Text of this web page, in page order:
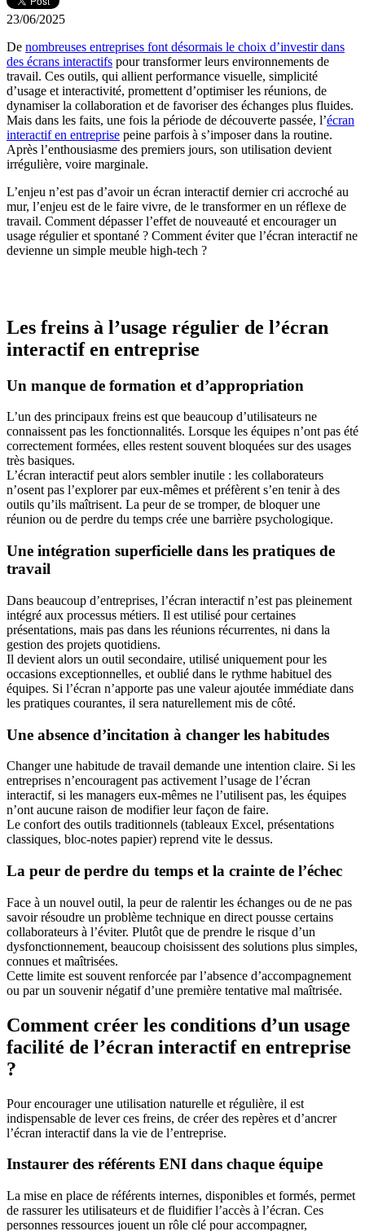
23/06/2025
De nombreuses entreprises font désormais le choix d’investir dans
des écrans interactifs pour transformer leurs environnements de
travail. Ces outils, qui allient performance visuelle, simplicité
d’usage et interactivité, promettent d’optimiser les réunions, de
dynamiser la collaboration et de favoriser des échanges plus fluides.
Mais dans les faits, une fois la période de découverte passée, l’écran
interactif en entreprise peine parfois à s’imposer dans la routine.
Après l’enthousiasme des premiers jours, son utilisation devient
irrégulière, voire marginale.
L’enjeu n’est pas d’avoir un écran interactif dernier cri accroché au
mur, l’enjeu est de le faire vivre, de le transformer en un réflexe de
travail. Comment dépasser l’effet de nouveauté et encourager un
usage régulier et spontané ? Comment éviter que l’écran interactif ne
devienne un simple meuble high-tech ?
Les freins à l’usage régulier de l’écran
interactif en entreprise
Un manque de formation et d’appropriation
L’un des principaux freins est que beaucoup d’utilisateurs ne
connaissent pas les fonctionnalités. Lorsque les équipes n’ont pas été
correctement formées, elles restent souvent bloquées sur des usages
très basiques.
L’écran interactif peut alors sembler inutile : les collaborateurs
n’osent pas l’explorer par eux-mêmes et préfèrent s’en tenir à des
outils qu’ils maîtrisent. La peur de se tromper, de bloquer une
réunion ou de perdre du temps crée une barrière psychologique.
Une intégration superficielle dans les pratiques de
travail
Dans beaucoup d’entreprises, l’écran interactif n’est pas pleinement
intégré aux processus métiers. Il est utilisé pour certaines
présentations, mais pas dans les réunions récurrentes, ni dans la
gestion des projets quotidiens.
Il devient alors un outil secondaire, utilisé uniquement pour les
occasions exceptionnelles, et oublié dans le rythme habituel des
équipes. Si l’écran n’apporte pas une valeur ajoutée immédiate dans
les pratiques courantes, il sera naturellement mis de côté.
Une absence d’incitation à changer les habitudes
Changer une habitude de travail demande une intention claire. Si les
entreprises n’encouragent pas activement l’usage de l’écran
interactif, si les managers eux-mêmes ne l’utilisent pas, les équipes
n’ont aucune raison de modifier leur façon de faire.
Le confort des outils traditionnels (tableaux Excel, présentations
classiques, bloc-notes papier) reprend vite le dessus.
La peur de perdre du temps et la crainte de l’échec
Face à un nouvel outil, la peur de ralentir les échanges ou de ne pas
savoir résoudre un problème technique en direct pousse certains
collaborateurs à l’éviter. Plutôt que de prendre le risque d’un
dysfonctionnement, beaucoup choisissent des solutions plus simples,
connues et maîtrisées.
Cette limite est souvent renforcée par l’absence d’accompagnement
ou par un souvenir négatif d’une première tentative mal maîtrisée.
Comment créer les conditions d’un usage
facilité de l’écran interactif en entreprise
?
Pour encourager une utilisation naturelle et régulière, il est
indispensable de lever ces freins, de créer des repères et d’ancrer
l’écran interactif dans la vie de l’entreprise.
Instaurer des référents ENI dans chaque équipe
La mise en place de référents internes, disponibles et formés, permet
de rassurer les utilisateurs et de fluidifier l’accès à l’écran. Ces
personnes ressources jouent un rôle clé pour accompagner,